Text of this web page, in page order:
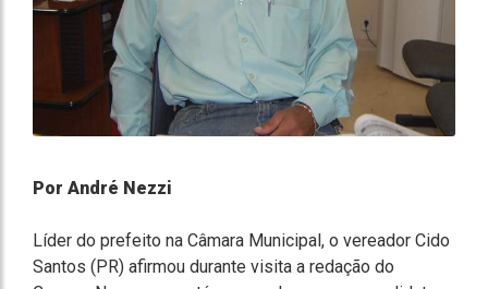
Por André Nezzi
Líder do prefeito na Câmara Municipal, o vereador Cido
Santos (PR) afirmou durante visita a redação do